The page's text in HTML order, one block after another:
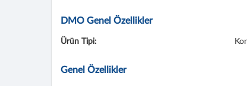
DMO Genel Özellikler
Ürün Tipi:
Genel Özellikler